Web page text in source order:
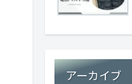
アーカイブ